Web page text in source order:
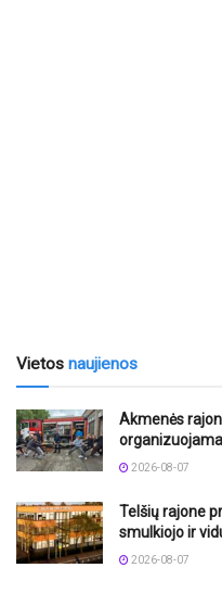
Vietos naujienos
Akmenės
2026-08-07
Telšių rajone
smulkiojo ir
2026-08-07